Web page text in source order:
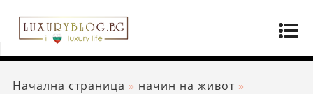
Начална страница » начин на живот»